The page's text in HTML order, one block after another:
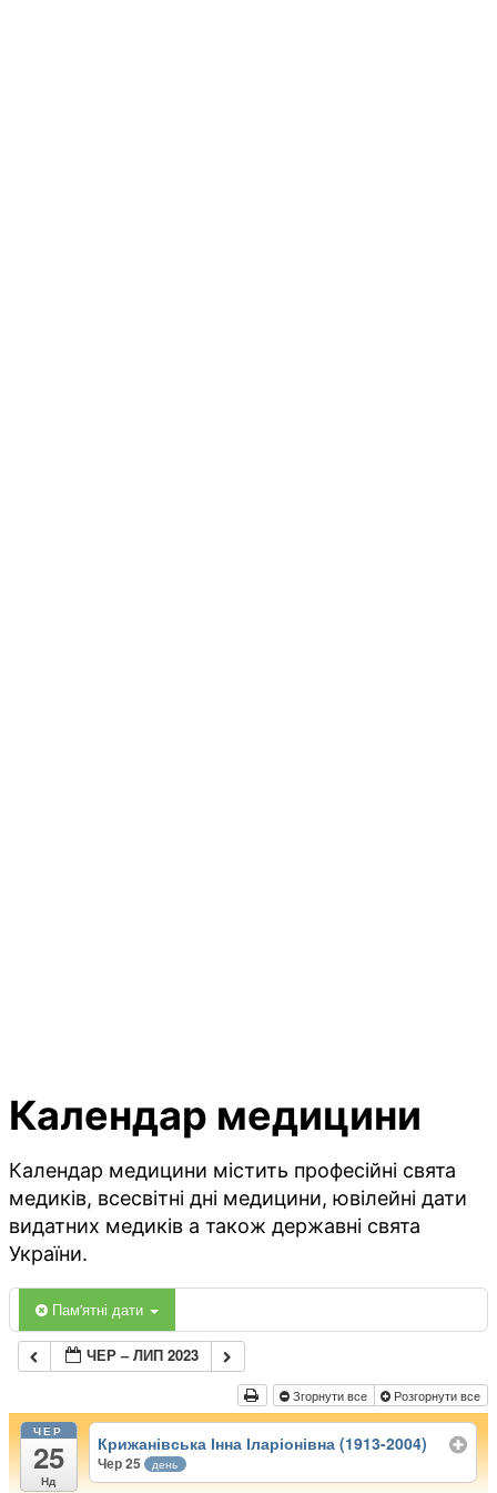
Календар медицини
Календар медицини містить професійні свята
медиків, всесвітні дні медицини, ювілейні дати
видатних медиків а також державні свята
України.
Пам'ятні дати
ЧЕР – ЛИП 2023
Згорнути все Розгорнути все
ЧЕР
25
Нд
Крижанівська Інна Іларіонівна (1913-2004)
Чер 25 день